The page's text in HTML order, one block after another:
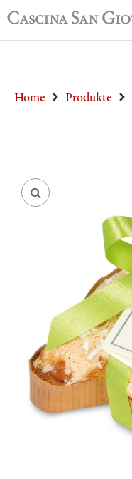
Home Produkte